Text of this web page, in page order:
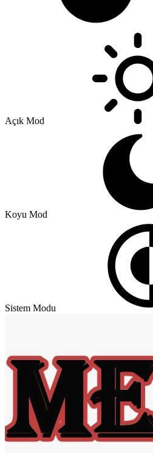
Açık Mod
Koyu Mod
Sistem Modu